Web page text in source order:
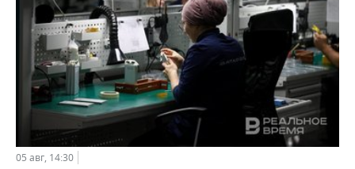
05 авг, 14:30